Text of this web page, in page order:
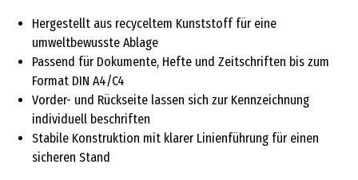
Hergestellt aus recyceltem Kunststoff für eine
umweltbewusste Ablage
Passend für Dokumente, Hefte und Zeitschriften bis zum
Format DIN A4/C4
Vorder- und Rückseite lassen sich zur Kennzeichnung
individuell beschriften
Stabile Konstruktion mit klarer Linienführung für einen
sicheren Stand